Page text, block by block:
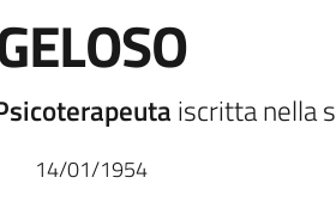
iscritta nella
14/01/1954